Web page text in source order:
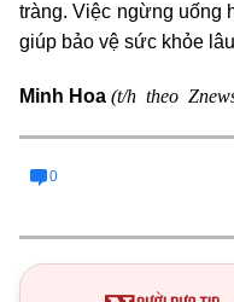
tràng. Việc ngừng uống
giúp bảo vệ sức khỏe
Minh Hoa (t/h theo
0